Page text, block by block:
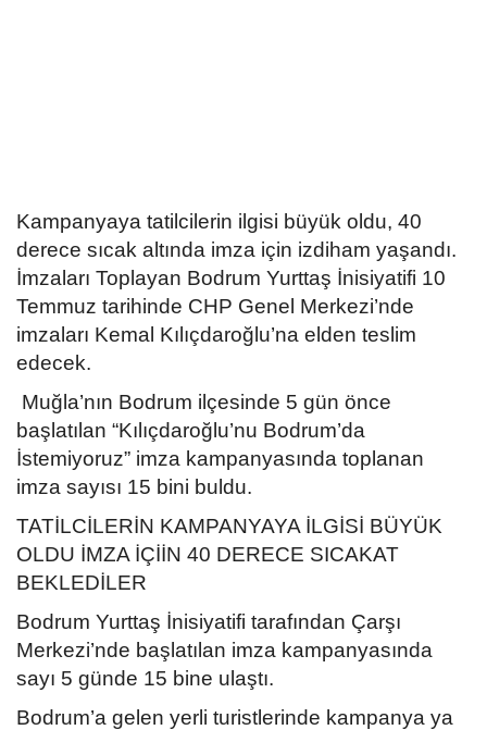
Dünya
Kampanyaya tatilcilerin ilgisi büyük oldu, 40
derece sıcak altında imza için izdiham yaşandı.
İmzaları Toplayan Bodrum Yurttaş İnisiyatifi 10
Temmuz tarihinde CHP Genel Merkezi’nde
imzaları Kemal Kılıçdaroğlu’na elden teslim
edecek.
Muğla’nın Bodrum ilçesinde 5 gün önce
başlatılan “Kılıçdaroğlu’nu Bodrum’da
İstemiyoruz” imza kampanyasında toplanan
imza sayısı 15 bini buldu.
TATİLCİLERİN KAMPANYAYA İLGİSİ BÜYÜK
OLDU İMZA İÇİİN 40 DERECE SICAKAT
BEKLEDİLER
Bodrum Yurttaş İnisiyatifi tarafından Çarşı
Merkezi’nde başlatılan imza kampanyasında
sayı 5 günde 15 bine ulaştı.
Bodrum’a gelen yerli turistlerinde kampanya ya